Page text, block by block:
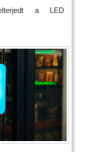
a LED